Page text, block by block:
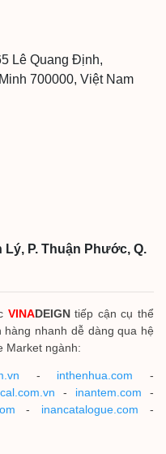
Lê Quang Định,
700000, Việt Nam
P. Thuận Phước, Q.
VINADEIGNtiếp cận cụ thể
nhanh dễ dàng qua hệ
Market ngành:
- inthenhua.com -
- inantem.com -
- inancatalogue.com -